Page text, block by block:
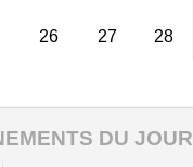
26 27 28
DU JOUR